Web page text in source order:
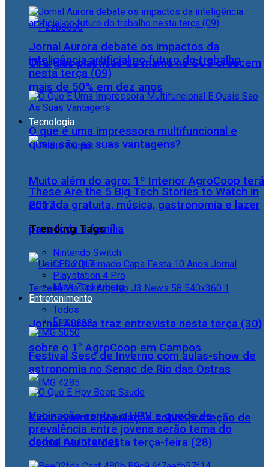
Cirurgias plásticas de mama no SUS crescem
mais de 50% em dez anos
Tecnologia
Muito além do agro: 1º Interior AgroCoop terá
entrada gratuita, música, gastronomia e lazer
para toda a família
Jornal Aurora traz entrevista nesta terça (30)
sobre o 1° AgroCoop em Campos
Cidac orienta população sobre proteção de
dados na internet
Jornal Aurora debate os impactos da
inteligência artificial no futuro do trabalho
nesta terça (09)
O que é uma impressora multifuncional e
quais são as suas vantagens?
These Are the 5 Big Tech Stories to Watch in
2017
Trending Tags
Nintendo Switch
CES 2017
Playstation 4 Pro
Mark Zuckerberg
Entretenimento
Todos
Famosos
Festival Sesc de Inverno com aulas-show de
astronomia no Senac de Rio das Ostras
Vacinação contra o HPV e queda da
prevalência entre jovens serão tema do
Jornal Aurora desta terça-feira (28)